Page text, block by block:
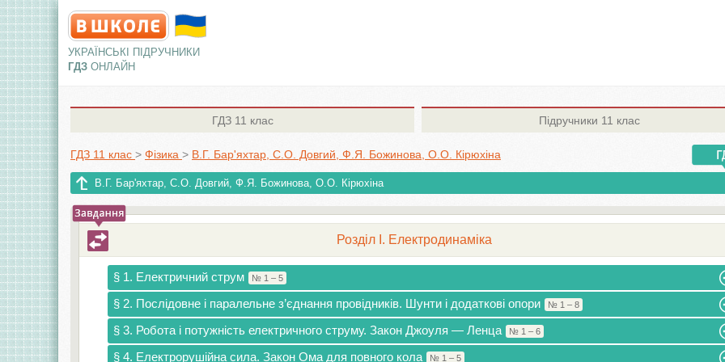
УКРАЇНСЬКІ ПІДРУЧНИКИ
ГДЗ ОНЛАЙН
ГДЗ11 клас Підручники 11 клас
ГДЗ 11 клас > Фізика > В.Г. Бар'яхтар, С.О. Довгий, Ф.Я. Божинова, О.О. Кірюхіна
В.Г. Бар'яхтар, С.О. Довгий, Ф.Я. Божинова, О.О. Кірюхіна
Розділ I. Електродинаміка
§ 1. Електричний струм № 1 – 5
§ 2. Послідовне і паралельне з’єднання провідників. Шунти і додаткові опори № 1 – 8
§ 3. Робота і потужність електричного струму. Закон Джоуля — Ленца № 1 – 6
§ 4. Електрорушійна сила. Закон Ома для повного кола № 1 – 5